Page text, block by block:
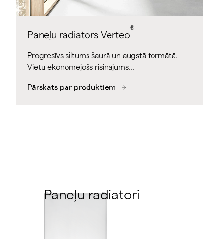
Paneļu radiators Verteo
®
Progresīvs siltums šaurā un augstā formātā.
Vietu ekonomējošs risinājums…
Pārskats par produktiem
Paneļu radiatori